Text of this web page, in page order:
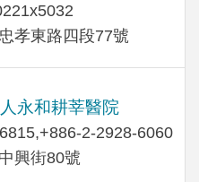
孝東路四段77號
永和耕莘醫院
2-2928-6060
興街80號